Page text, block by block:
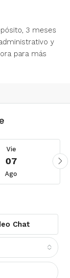
3 meses
y
para más
Vie
07
Ago
Chat